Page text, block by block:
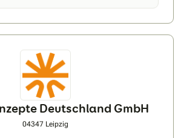
die IEE-Solar GmbH den Leuchtturm der
Deutschland GmbH
04347 Leipzig